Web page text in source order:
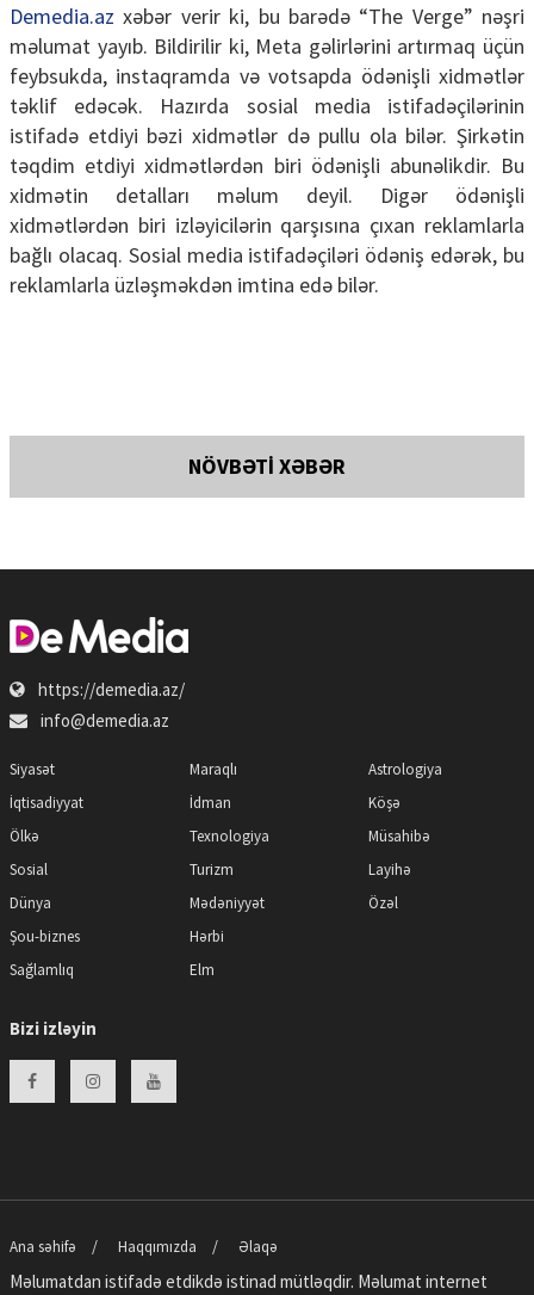
Demedia.az xəbər verir ki, bu barədə “The Verge” nəşri
məlumat yayıb. Bildirilir ki, Meta gəlirlərini artırmaq üçün
feybsukda, instaqramda və votsapda ödənişli xidmətlər
təklif edəcək. Hazırda sosial media istifadəçilərinin
istifadə etdiyi bəzi xidmətlər də pullu ola bilər. Şirkətin
təqdim etdiyi xidmətlərdən biri ödənişli abunəlikdir. Bu
xidmətin detalları məlum deyil. Digər ödənişli
xidmətlərdən biri izləyicilərin qarşısına çıxan reklamlarla
bağlı olacaq. Sosial media istifadəçiləri ödəniş edərək, bu
reklamlarla üzləşməkdən imtina edə bilər.
NÖVBƏTİ XƏBƏR
https://demedia.az/
info@demedia.az
Siyasət
İqtisadiyyat
Ölkə
Sosial
Dünya
Şou-biznes
Sağlamlıq
Maraqlı
İdman
Texnologiya
Turizm
Mədəniyyət
Hərbi
Elm
Astrologiya
Köşə
Müsahibə
Layihə
Özəl
Bizi izləyin
Ana səhifə Haqqımızda Əlaqə
Məlumatdan istifadə etdikdə istinad mütləqdir. Məlumat internet